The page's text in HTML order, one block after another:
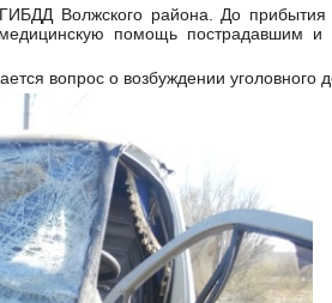
Волжского района. До
помощь пострадавшим и
вопрос о возбуждении уголовного